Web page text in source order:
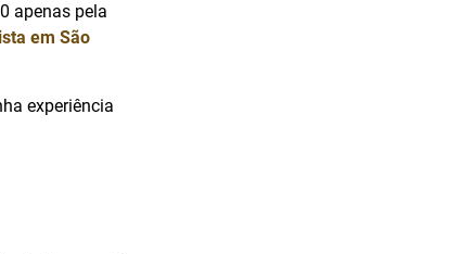
apenas pela
em São
experiência